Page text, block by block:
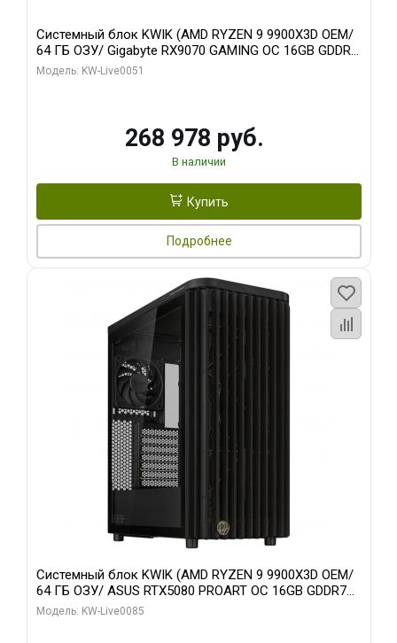
Системный блок KWIK (AMD RYZEN 9 9900X3D OEM/
64 ГБ ОЗУ/ Gigabyte RX9070 GAMING OC 16GB GDDR6
256bit 2xDP 2xH/ 960 ГБ SSD)
Модель: KW-Live0051
268 978 руб.
В наличии
Купить
Подробнее
Системный блок KWIK (AMD RYZEN 9 9900X3D OEM/
64 ГБ ОЗУ/ ASUS RTX5080 PROART OC 16GB GDDR7
256bit Type-C DP 2/ 960 ГБ SSD)
Модель: KW-Live0085